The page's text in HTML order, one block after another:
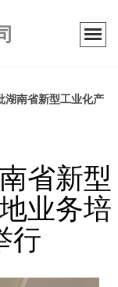
湖南省新型工业化产
省新型
业务培
行